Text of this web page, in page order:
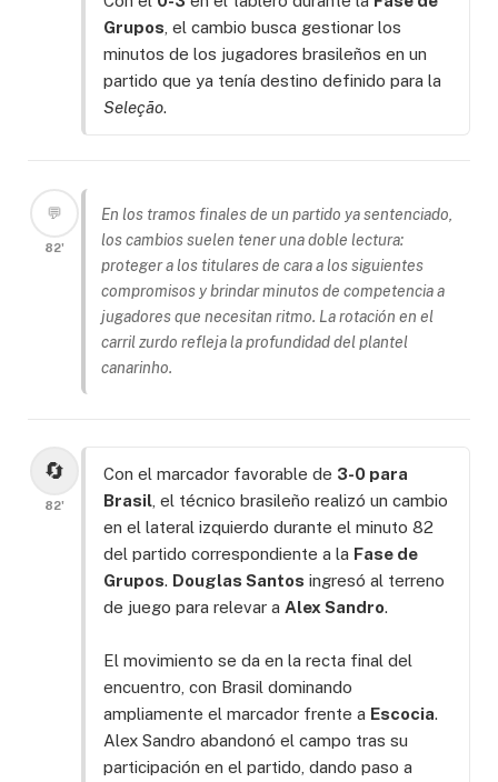
Grupos , el cambio busca gestionar los
minutos de los jugadores brasileños en un
partido que ya tenía destino definido para la
Seleção.
💬
82'
En los tramos finales de un partido ya sentenciado,
los cambios suelen tener una doble lectura:
proteger a los titulares de cara a los siguientes
compromisos y brindar minutos de competencia a
jugadores que necesitan ritmo. La rotación en el
carril zurdo refleja la profundidad del plantel
canarinho.
🔄
82'
Con el marcador favorable de 3-0 para
Brasil, el técnico brasileño realizó un cambio
en el lateral izquierdo durante el minuto 82
del partido correspondiente a la Fase de
Grupos. Douglas Santos ingresó al terreno
de juego para relevar a Alex Sandro.
El movimiento se da en la recta final del
encuentro, con Brasil dominando
ampliamente el marcador frente a Escocia.
Alex Sandro abandonó el campo tras su
participación en el partido, dando paso a